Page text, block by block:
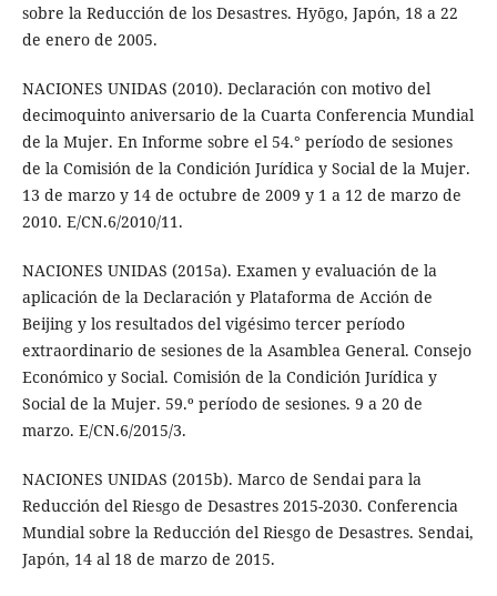
sobre la Reducción de los Desastres. Hyōgo, Japón, 18 a 22
de enero de 2005.
NACIONES UNIDAS (2010). Declaración con motivo del
decimoquinto aniversario de la Cuarta Conferencia Mundial
de la Mujer. En Informe sobre el 54.° período de sesiones
de la Comisión de la Condición Jurídica y Social de la Mujer.
13 de marzo y 14 de octubre de 2009 y 1 a 12 de marzo de
2010. E/CN.6/2010/11.
NACIONES UNIDAS (2015a). Examen y evaluación de la
aplicación de la Declaración y Plataforma de Acción de
Beijing y los resultados del vigésimo tercer período
extraordinario de sesiones de la Asamblea General. Consejo
Económico y Social. Comisión de la Condición Jurídica y
Social de la Mujer. 59.º período de sesiones. 9 a 20 de
marzo. E/CN.6/2015/3.
NACIONES UNIDAS (2015b). Marco de Sendai para la
Reducción del Riesgo de Desastres 2015-2030. Conferencia
Mundial sobre la Reducción del Riesgo de Desastres. Sendai,
Japón, 14 al 18 de marzo de 2015.